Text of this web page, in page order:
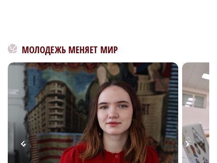
МОЛОДЕЖЬ МЕНЯЕТ МИР